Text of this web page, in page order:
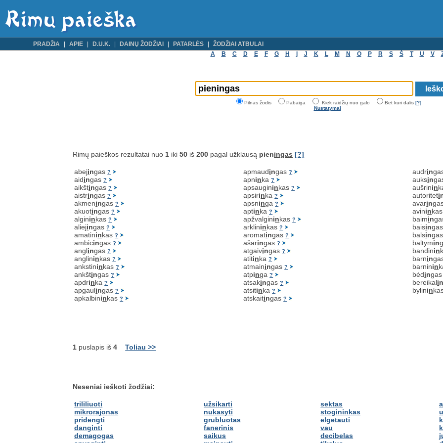
PRADŽIA APIE D.U.K. DAINŲ ŽODŽIAI PATARLĖS
ŽODŽIAI ATBULAI
A
B C D E F G H J K L M N O P R S Š T U V
Pilnas žodis Pabaiga Kiek raidžių nuo galo Bet kuri dalis [?]
Nustatymai
Rimų paieškos rezultatai nuo 1 iki50 iš200 pagal užklausą pieningas [?]
abejingas?
aidingas?
aikštingas?
aistringas?
akmeningas?
akuotingas?
algininkas?
aliejingas?
amatininkas?
ambicingas?
anglingas?
anglininkas?
ankstininkas?
ankštingas?
apdrinka?
apgaulingas?
apkalbininkas?
apmaudingas?
apninka?
apsaugininkas?
apsirinka?
apsninga?
aptinka?
apžvalgininkas?
arklininkas?
aromatingas?
ašaringas?
atgaivingas?
atitinka?
atmainingas?
atpinga?
atsakingas?
atsitinka?
atskaitingas?
audrin
auksin
aušrinin
autoriteti
avarin
avinin
baimin
baisin
balsin
baltymin
bandinin
barnin
barninin
bėdin
bereikali
bylinin
1 puslapis iš4 Toliau >>
Neseniai ieškoti žodžiai:
trililiuoti
mikrorajonas
pridengti
danginti
demagogas
užsikarti
nukasyti
grubluotas
fanerinis
saikus
sektas
stogininkas
elgetauti
vau
decibelas